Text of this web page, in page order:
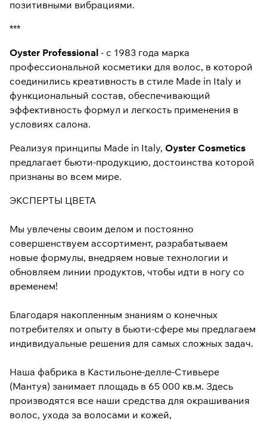
позитивными вибрациями.
***
Oyster Professional - c 1983 года марка
профессиональной косметики для волос, в которой
соединились креативность в стиле Made in Italy и
функциональный состав, обеспечивающий
эффективность формул и легкость применения в
условиях салона.
Реализуя принципы Made in Italy, Oyster Cosmetics
предлагает бьюти-продукцию, достоинства которой
признаны во всем мире.
ЭКСПЕРТЫ ЦВЕТА
Мы увлечены своим делом и постоянно
совершенствуем ассортимент, разрабатываем
новые формулы, внедряем новые технологии и
обновляем линии продуктов, чтобы идти в ногу со
временем!
Благодаря накопленным знаниям о конечных
потребителях и опыту в бьюти-сфере мы предлагаем
индивидуальные решения для самых сложных задач.
Наша фабрика в Кастильоне-делле-Стивьере
(Мантуя) занимает площадь в 65 000 кв.м. Здесь
производятся все наши средства для окрашивания
волос, ухода за волосами и кожей,